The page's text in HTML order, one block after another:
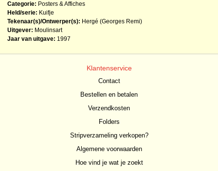
Categorie: Posters & Affiches
Held/serie: Kuifje
Tekenaar(s)/Ontwerper(s): Hergé (Georges Remi)
Uitgever: Moulinsart
Jaar van uitgave: 1997
Klantenservice
Contact
Bestellen en betalen
Verzendkosten
Folders
Stripverzameling verkopen?
Algemene voorwaarden
Hoe vind je wat je zoekt